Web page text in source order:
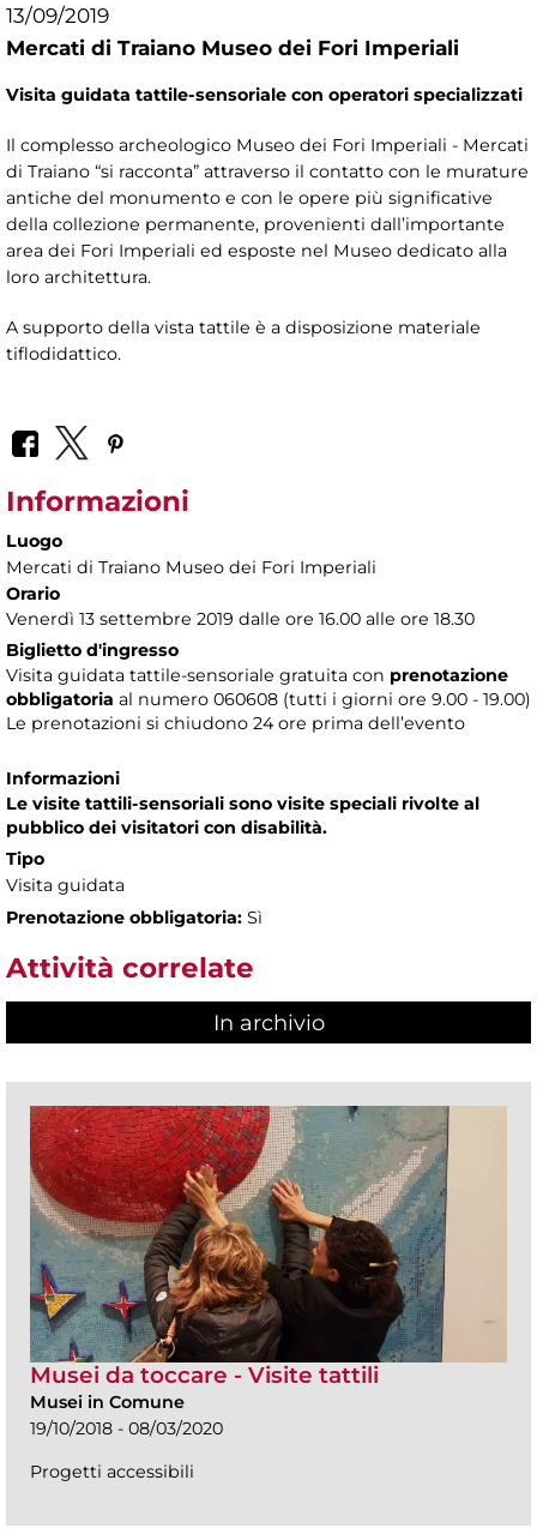
13/09/2019
Mercati di Traiano Museo dei Fori Imperiali
Visita guidata tattile-sensoriale con operatori specializzati
Il complesso archeologico Museo dei Fori Imperiali - Mercati
di Traiano “si racconta” attraverso il contatto con le murature
antiche del monumento e con le opere più significative
della collezione permanente, provenienti dall’importante
area dei Fori Imperiali ed esposte nel Museo dedicato alla
loro architettura.
A supporto della vista tattile è a disposizione materiale
tiflodidattico.
Informazioni
Luogo
Mercati di Traiano Museo dei Fori Imperiali
Orario
Venerdì 13 settembre 2019 dalle ore 16.00 alle ore 18.30
Biglietto d'ingresso
Visita guidata tattile-sensoriale gratuita con prenotazione
obbligatoria al numero 060608 (tutti i giorni ore 9.00 - 19.00)
Le prenotazioni si chiudono 24 ore prima dell’evento
Informazioni
Le visite tattili-sensoriali sono visite speciali rivolte al
pubblico dei visitatori con disabilità.
Tipo
Visita guidata
Prenotazione obbligatoria: Sì
Attività correlate
In archivio
Musei da toccare - Visite tattili
Musei in Comune
19/10/2018 - 08/03/2020
Progetti accessibili